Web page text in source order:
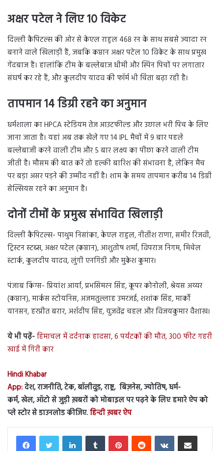
अक्षर पटेल ने लिए 10 विकेट
दिल्ली कैपिटल्स की ओर से केएल राहुल 468 रन के साथ सबसे ज्यादा रन
बनाने वाले खिलाड़ी हैं, जबकि कप्तान अक्षर पटेल 10 विकेट के साथ प्रमुख
गेंदबाज हैं। हालांकि टीम के बल्लेबाज धीमी और स्पिन पिचों पर लगातार
संघर्ष कर रहे हैं, और कुलदीप यादव की फॉर्म भी चिंता बढ़ा रही है।
तापमान 14 डिग्री रहने का अनुमान
धर्मशाला का HPCA स्टेडियम तेज आउटफील्ड और उछाल भरी पिच के लिए
जाना जाता है। यहां अब तक खेले गए 14 IPL मैचों में 9 बार पहले
बल्लेबाजी करने वाली टीम और 5 बार लक्ष्य का पीछा करने वाली टीम
जीती है। मौसम की बात करें तो हल्की बारिश की संभावना है, लेकिन मैच
पर बड़ा असर पड़ने की उम्मीद नहीं है। शाम के समय तापमान करीब 14 डिग्री
सेल्सियस रहने का अनुमान है।
दोनों टीमों के प्रमुख संभावित खिलाड़ी
दिल्ली कैपिटल्स- पाथुम निसांका, केएल राहुल, नीतीश राणा, समीर रिजवी,
ट्रिस्टन स्टब्स, अक्षर पटेल (कप्तान), आशुतोष शर्मा, विपराज निगम, मिचेल
स्टार्क, कुलदीप यादव, लुंगी एनगिडी और मुकेश कुमार।
पंजाब किंग्स- प्रियांश आर्या, प्रभसिमरन सिंह, कूपर कोनोली, श्रेयस अय्यर
(कप्तान), मार्कस स्टोयनिस, अजमतुल्लाह उमरजई, शशांक सिंह, मार्को
यानसन, हरप्रीत बरार, अर्शदीप सिंह, युजवेंद्र चहल और विजयकुमार वैशाख।
ये भी पढ़ें-हिमाचल में दर्दनाक हादसा, 6 पर्यटकों की मौत, 300 फीट गहरी
खाई में गिरी कार
Hindi Khabar
App:देश, राजनीति, टेक, बॉलीवुड, राष्ट्र, बिज़नेस, ज्योतिष, धर्म-
कर्म, खेल, ऑटो से जुड़ी ख़बरों को मोबाइल पर पढ़ने के लिए हमारे ऐप को
प्ले स्टोर से डाउनलोड कीजिए.हिन्दी ख़बर ऐप
LinkedInTumblr PinterestReddit VKontakteShare via Email